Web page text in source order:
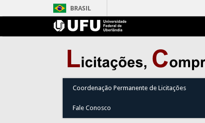
BRASIL
Coordenação Permanente de Licitações
Fale Conosco